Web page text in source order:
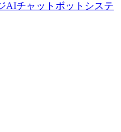
AIチャットボットシステ